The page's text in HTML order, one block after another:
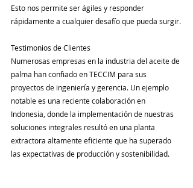
Esto nos permite ser ágiles y responder
rápidamente a cualquier desafío que pueda surgir.
Testimonios de Clientes
Numerosas empresas en la industria del aceite de
palma han confiado en TECCIM para sus
proyectos de ingeniería y gerencia. Un ejemplo
notable es una reciente colaboración en
Indonesia, donde la implementación de nuestras
soluciones integrales resultó en una planta
extractora altamente eficiente que ha superado
las expectativas de producción y sostenibilidad.